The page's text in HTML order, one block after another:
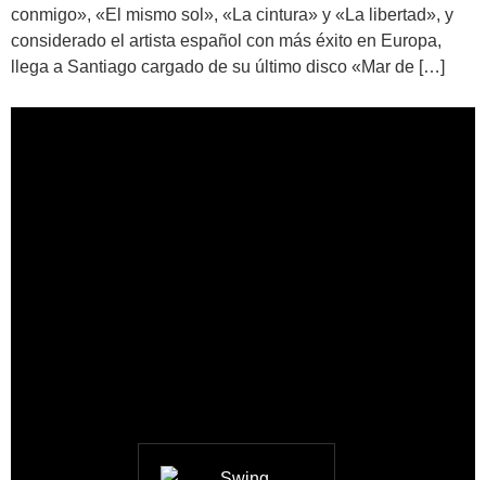
conmigo», «El mismo sol», «La cintura» y «La libertad», y
considerado el artista español con más éxito en Europa,
llega a Santiago cargado de su último disco «Mar de […]